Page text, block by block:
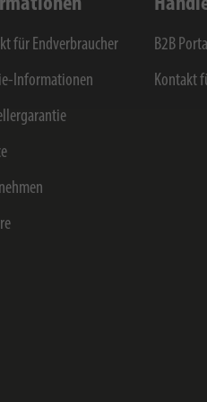
für Endverbraucher
Informationen
B2B
Kontakt